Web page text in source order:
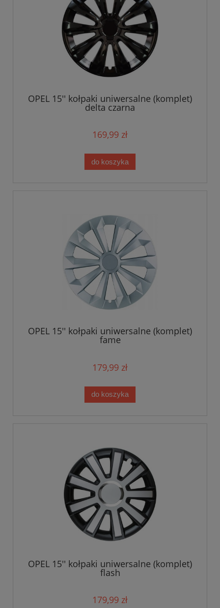
OPEL 15'' kołpaki uniwersalne (komplet)
delta czarna
169,99 zł
do koszyka
OPEL 15'' kołpaki uniwersalne (komplet)
fame
179,99 zł
do koszyka
OPEL 15'' kołpaki uniwersalne (komplet)
flash
179,99 zł